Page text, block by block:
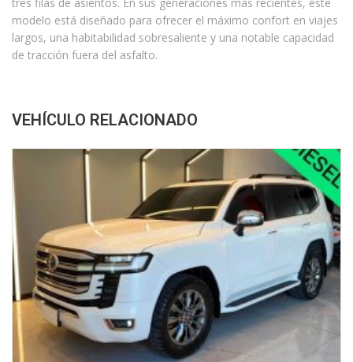
modelo está diseñado para ofrecer el máximo confort en viajes
largos, una habitabilidad sobresaliente y una notable capacidad
de tracción fuera del asfalto.
VEHÍCULO RELACIONADO